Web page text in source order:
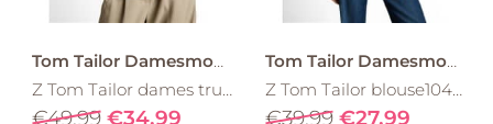
Tom Tailor Damesmode
Z Tom Tailor dames truitje korte mouw ajour Offwhite
€49,99 €34,99
Tom Tailor Damesmode
Z Tom Tailor blouse1049796 Marine wit lichtblauw geel
€39,99 €27,99